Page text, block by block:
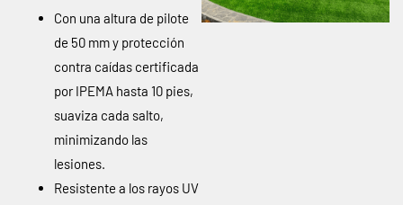
Con una altura de pilote
de 50 mm y protección
contra caídas certificada
por IPEMA hasta 10 pies,
suaviza cada salto,
minimizando las
lesiones.
Resistente a los rayos UV